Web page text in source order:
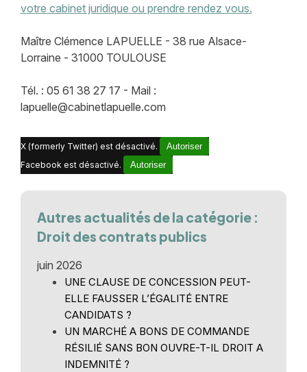
votre cabinet juridique ou prendre rendez vous.
Maître Clémence LAPUELLE - 38 rue Alsace-
Lorraine - 31000 TOULOUSE
Tél. : 05 61 38 27 17 - Mail :
lapuelle@cabinetlapuelle.com
X (formerly Twitter) est désactivé.
Autoriser
Facebook est désactivé.
Autoriser
Autres actualités de la catégorie :
Droit des contrats publics
juin 2026
UNE CLAUSE DE CONCESSION PEUT-
ELLE FAUSSER L’ÉGALITÉ ENTRE
CANDIDATS ?
UN MARCHÉ A BONS DE COMMANDE
RÉSILIÉ SANS BON OUVRE-T-IL DROIT A
INDEMNITÉ ?